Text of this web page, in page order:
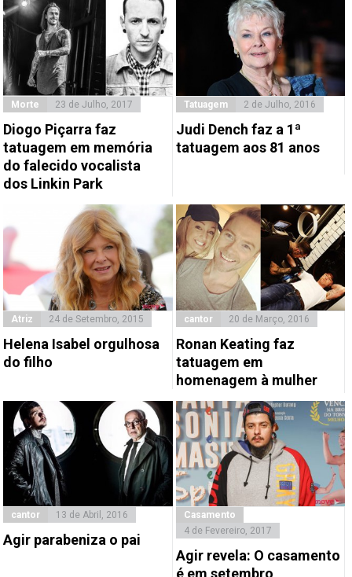
Morte 23 de Julho, 2017
Diogo Piçarra faz
tatuagem em memória
do falecido vocalista
dos Linkin Park
Tatuagem 2 de Julho, 2016
Judi Dench faz a 1ª
tatuagem aos 81 anos
Atriz 24 de Setembro, 2015
Helena Isabel orgulhosa
do filho
cantor 20 de Março, 2016
Ronan Keating faz
tatuagem em
homenagem à mulher
cantor 13 de Abril, 2016
Agir parabeniza o pai
Casamento
4 de Fevereiro, 2017
Agir revela: O casamento
é em setembro